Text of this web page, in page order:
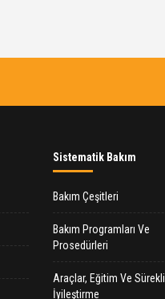
Sistematik Bakım
Bakım Çeşitleri
Bakım Programları Ve
Prosedürleri
Araçlar, Eğitim Ve Sürekli
İyileştirme